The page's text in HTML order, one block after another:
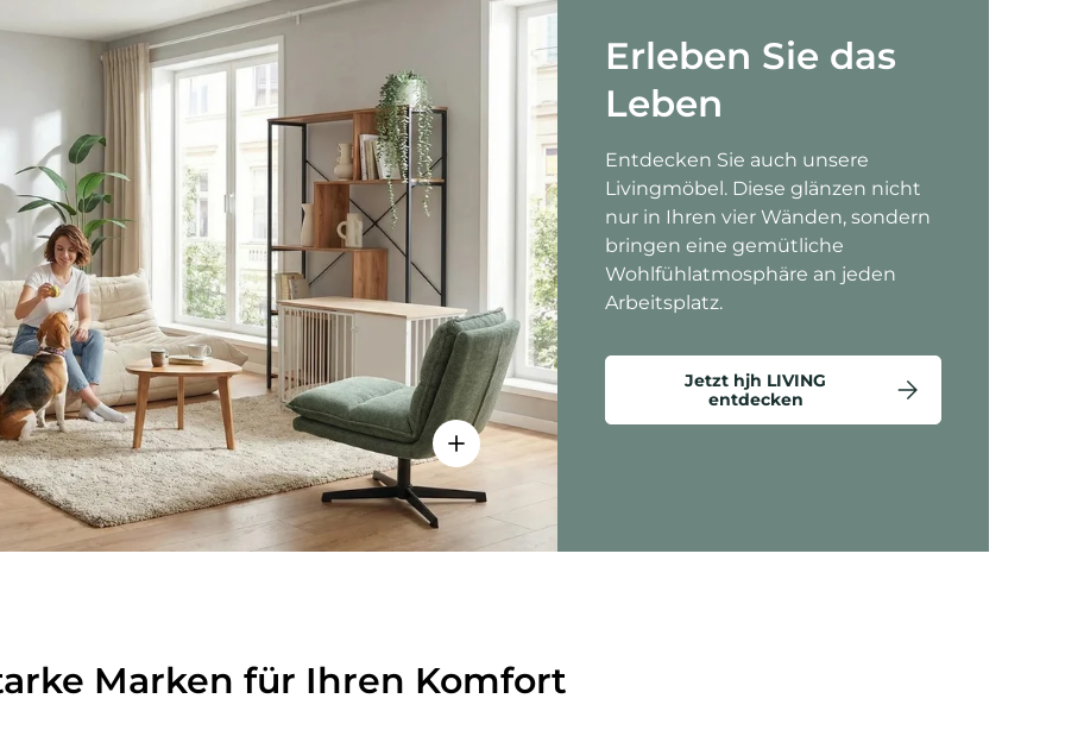
Einzelheiten anzeigen - Criss-Cross 20 - Loungesessel
- AMIO H - Büroschrank
anzeigen - Sitzolo 2 - Loungesessel
Erleben Sie das
Leben
Entdecken Sie auch unsere
Livingmöbel. Diese glänzen nicht
nur in Ihren vier Wänden, sondern
bringen eine gemütliche
Wohlfühlatmosphäre an jeden
Arbeitsplatz.
Jetzt hjh LIVING
entdecken
Marken für Ihren Komfort